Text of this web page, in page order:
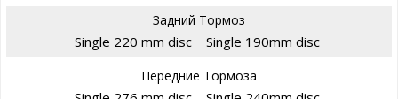
Задний Тормоз
Single 220 mm disc Single 190mm disc
Передние Тормоза